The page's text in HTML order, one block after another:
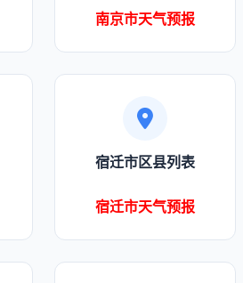
南京市天气预报
宿迁市区县列表
宿迁市天气预报